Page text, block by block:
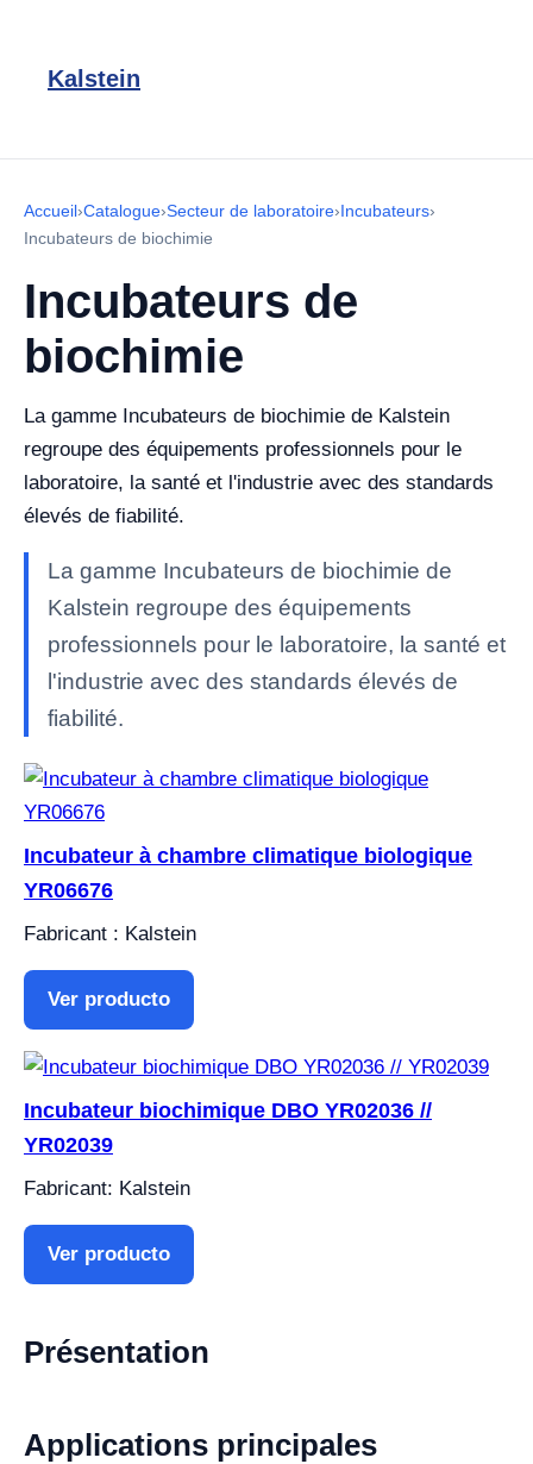
Kalstein
Accueil›Catalogue›Secteur de laboratoire›Incubateurs›
Incubateurs de biochimie
Incubateurs de
biochimie
La gamme Incubateurs de biochimie de Kalstein
regroupe des équipements professionnels pour le
laboratoire, la santé et l'industrie avec des standards
élevés de fiabilité.
La gamme Incubateurs de biochimie de
Kalstein regroupe des équipements
professionnels pour le laboratoire, la santé et
l'industrie avec des standards élevés de
fiabilité.
Incubateur à chambre climatique biologique
YR06676
Fabricant : Kalstein
Ver producto
Incubateur biochimique DBO YR02036 //
YR02039
Fabricant: Kalstein
Ver producto
Présentation
Applications principales